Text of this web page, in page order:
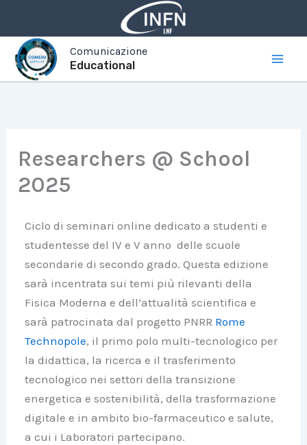
contenuto
Comunicazione
Educational
Researchers @ School
2025
Ciclo di seminari online dedicato a studenti e
studentesse del IV e V anno delle scuole
secondarie di secondo grado. Questa edizione
sarà incentrata sui temi più rilevanti della
Fisica Moderna e dell’attualità scientifica e
sarà patrocinata dal progetto PNRR Rome
Technopole, il primo polo multi-tecnologico per
la didattica, la ricerca e il trasferimento
tecnologico nei settori della transizione
energetica e sostenibilità, della trasformazione
digitale e in ambito bio-farmaceutico e salute,
a cui i Laboratori partecipano.